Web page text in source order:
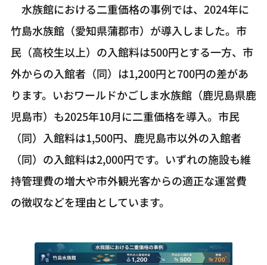
水族館における二重価格の事例では、2024年に
竹島水族館（愛知県蒲郡市）が導入しました。市
民（高校生以上）の入館料は500円とする一方、市
外からの入館者（同）は1,200円と700円の差があ
ります。いおワールドかごしま水族館（鹿児島県鹿
児島市）も2025年10月に二重価格を導入。市民
（同）入館料は1,500円、鹿児島市以外の入館者
（同）の入館料は2,000円です。いずれの施設も維
持管理費の増大や市外観光客からの適正な運営費
の徴収などを理由としています。